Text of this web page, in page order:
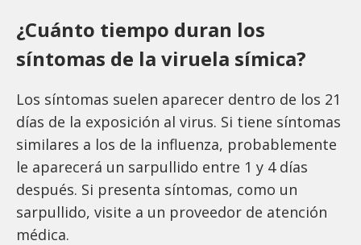
¿Cuánto tiempo duran los
síntomas de la viruela símica?
Los síntomas suelen aparecer dentro de los 21
días de la exposición al virus. Si tiene síntomas
similares a los de la influenza, probablemente
le aparecerá un sarpullido entre 1 y 4 días
después. Si presenta síntomas, como un
sarpullido, visite a un proveedor de atención
médica.